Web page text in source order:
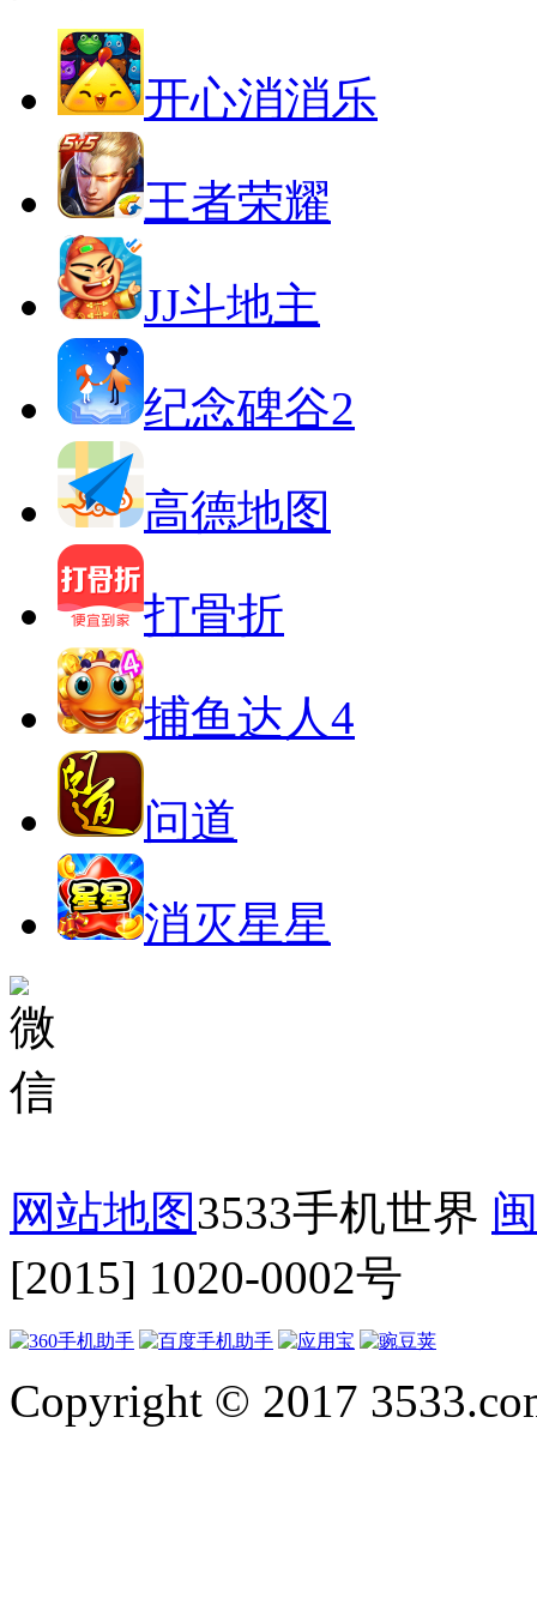
开心消消乐
王者荣耀
JJ斗地主
纪念碑谷2
高德地图
打骨折
捕鱼达人4
问道
消灭星星
网站地图3533手机世界
[2015] 1020-0002号
Copyright © 2017